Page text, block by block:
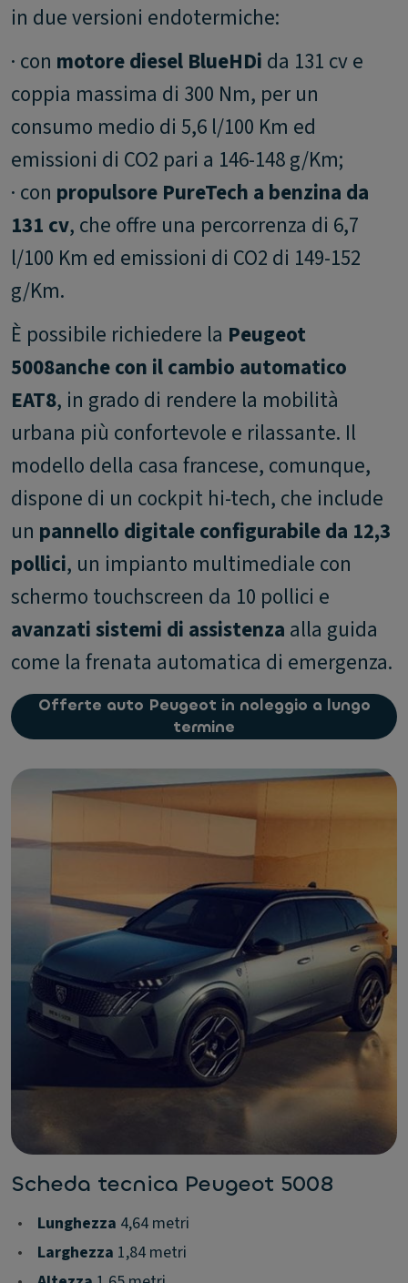
in due versioni endotermiche:
· con motore diesel BlueHDi da 131 cv e
coppia massima di 300 Nm, per un
consumo medio di 5,6 l/100 Km ed
emissioni di CO2 pari a 146-148 g/Km;
· con propulsore PureTech a benzina da
131 cv, che offre una percorrenza di 6,7
l/100 Km ed emissioni di CO2 di 149-152
g/Km.
È possibile richiedere la Peugeot
5008anche con il cambio automatico
EAT8, in grado di rendere la mobilità
urbana più confortevole e rilassante. Il
modello della casa francese, comunque,
dispone di un cockpit hi-tech, che include
un pannello digitale configurabile da 12,3
pollici, un impianto multimediale con
schermo touchscreen da 10 pollici e
avanzati sistemi di assistenza alla guida
come la frenata automatica di emergenza.
Offerte auto Peugeot in noleggio a lungo
termine
Scheda tecnica Peugeot 5008
• Lunghezza 4,64 metri
•
Larghezza 1,84 metri